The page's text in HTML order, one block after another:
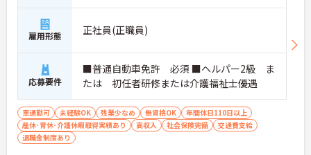
雇用形態 正社員(正職員)
応募要件
■普通自動車免許 必須 ■ヘルパー2級 ま
たは 初任者研修または介護福祉士優遇
車通勤可 未経験OK 残業少なめ 無資格OK
年間休日110日以上
産休･育休･介護休暇取得実績あり
高収入 社会保険完備
交通費支給
退職金制度あり